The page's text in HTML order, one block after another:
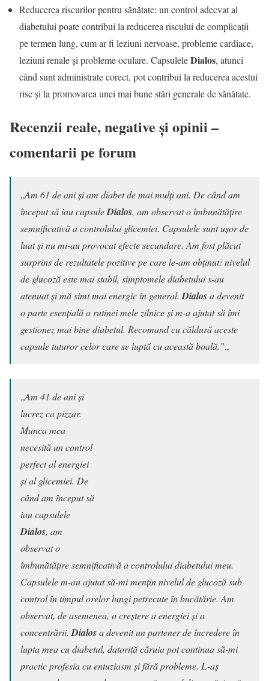
Reducerea riscurilor pentru sănătate: un control adecvat al
diabetului poate contribui la reducerea riscului de complicații
pe termen lung, cum ar fi leziuni nervoase, probleme cardiace,
leziuni renale și probleme oculare. CapsuleleDialos, atunci
când sunt administrate corect, pot contribui la reducerea acestui
risc și la promovarea unei mai bune stări generale de sănătate.
Recenzii reale, negative și opinii –
comentarii pe forum
„Am 61 de ani și am diabet de mai mulți ani. De când am
început să iau capsuleDialos, am observat o îmbunătățire
semnificativă a controlului glicemiei. Capsulele sunt ușor de
luat și nu mi-au provocat efecte secundare. Am fost plăcut
surprins de rezultatele pozitive pe care le-am obținut: nivelul
de glucoză este mai stabil, simptomele diabetului s-au
atenuat și mă simt mai energic în general. Dialosa devenit
o parte esențială a rutinei mele zilnice și m-a ajutat să îmi
gestionez mai bine diabetul. Recomand cu căldură aceste
capsule tuturor celor care se luptă cu această boală.”„
„Am 41 de ani și
lucrez ca pizzar.
Munca mea
necesită un control
perfect al energiei
și al glicemiei. De
când am început să
iau capsulele
Dialos, am
observat o
îmbunătățire semnificativă a controlului diabetului meu.
Capsulele m-au ajutat să-mi mențin nivelul de glucoză sub
control în timpul orelor lungi petrecute în bucătărie. Am
observat, de asemenea, o creștere a energiei și a
concentrării. Dialosa devenit un partener de încredere în
lupta mea cu diabetul, datorită căruia pot continua să-mi
practic profesia cu entuziasm și fără probleme. L-aș